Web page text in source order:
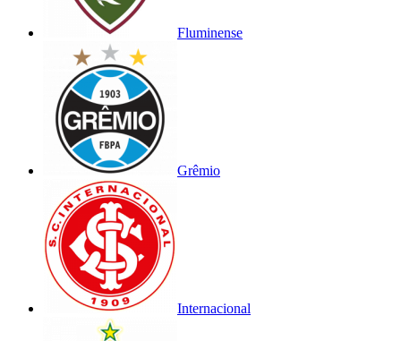
Fluminense
Grêmio
Internacional